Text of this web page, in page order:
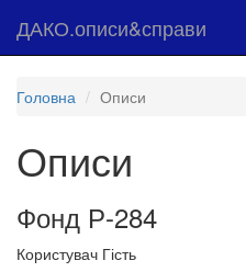
ДАКО.описи&справи
Головна Описи
Описи
Фонд Р-284
Користувач Гість